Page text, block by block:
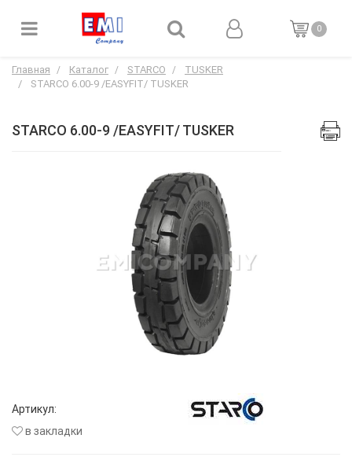
0
Главная Каталог STARCO
TUSKER
STARCO 6.00-9 /EASYFIT/ TUSKER
STARCO 6.00-9 /EASYFIT/ TUSKER
Артикул:
в закладки